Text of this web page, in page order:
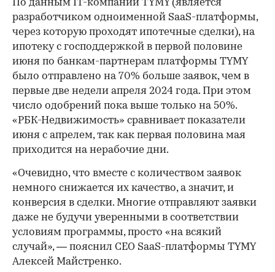
По данным IT-компании TYMY (является
разработчиком одноименной SaaS-платформы,
через которую проходят ипотечные сделки), на
ипотеку с господдержкой в первой половине
июня по банкам-партнерам платформы TYMY
было отправлено на 70% больше заявок, чем в
первые две недели апреля 2024 года. При этом
число одобрений пока выше только на 50%.
«РБК-Недвижимость» сравнивает показатели
июня с апрелем, так как первая половина мая
приходится на нерабочие дни.
«Очевидно, что вместе с количеством заявок
немного снижается их качество, а значит, и
конверсия в сделки. Многие отправляют заявки
даже не будучи уверенными в соответствии
условиям программы, просто «на всякий
случай», — пояснил CEO SaaS-платформы TYMY
Алексей Майстренко.